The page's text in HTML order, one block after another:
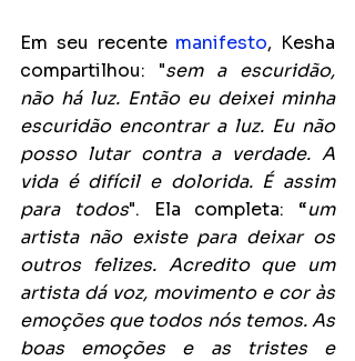
Em seu recente manifesto, Kesha
compartilhou: "sem a escuridão,
não há luz. Então eu deixei minha
escuridão encontrar a luz. Eu não
posso lutar contra a verdade. A
vida é difícil e dolorida. É assim
para todos". Ela completa: “um
artista não existe para deixar os
outros felizes. Acredito que um
artista dá voz, movimento e cor às
emoções que todos nós temos. As
boas emoções e as tristes e